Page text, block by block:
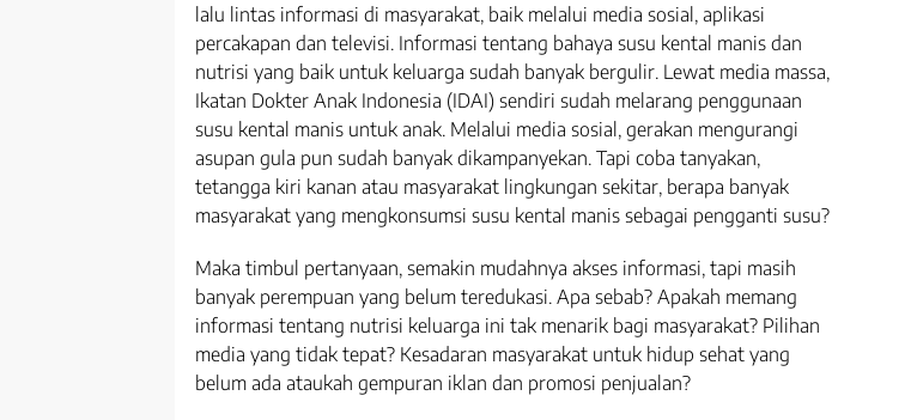
lalu lintas informasi di masyarakat, baik melalui media sosial, aplikasi
percakapan dan televisi. Informasi tentang bahaya susu kental manis dan
nutrisi yang baik untuk keluarga sudah banyak bergulir. Lewat media massa,
Ikatan Dokter Anak Indonesia (IDAI) sendiri sudah melarang penggunaan
susu kental manis untuk anak. Melalui media sosial, gerakan mengurangi
asupan gula pun sudah banyak dikampanyekan. Tapi coba tanyakan,
tetangga kiri kanan atau masyarakat lingkungan sekitar, berapa banyak
masyarakat yang mengkonsumsi susu kental manis sebagai pengganti susu?
Maka timbul pertanyaan, semakin mudahnya akses informasi, tapi masih
banyak perempuan yang belum teredukasi. Apa sebab? Apakah memang
informasi tentang nutrisi keluarga ini tak menarik bagi masyarakat? Pilihan
media yang tidak tepat? Kesadaran masyarakat untuk hidup sehat yang
belum ada ataukah gempuran iklan dan promosi penjualan?